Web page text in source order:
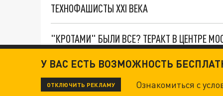
ТЕХНОФАШИСТЫ XXI ВЕКА
"КРОТАМИ" БЫЛИ ВСЕ? ТЕРАКТ В ЦЕНТРЕ
ДАНЯ С ДАШЕЙ СПАСЛИСЬ ОТ БОЕВИКОВ
У ВАС ЕСТЬ ВОЗМОЖНОСТЬ
ОТКЛЮЧИТЬ РЕКЛАМУ Ознакомиться с